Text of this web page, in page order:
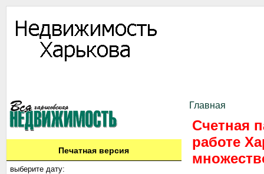
Печатная версия
выберите дату:
Главная
Счетная
работе